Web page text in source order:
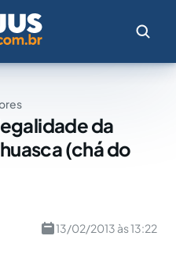
da
(chá do
13/02/2013 às 13:22